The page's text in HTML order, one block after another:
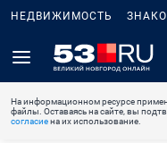
НЕДВИЖИМОСТЬ
На информационном ресурсе
файлы. Оставаясь на сайте, вы
согласиена их использование.